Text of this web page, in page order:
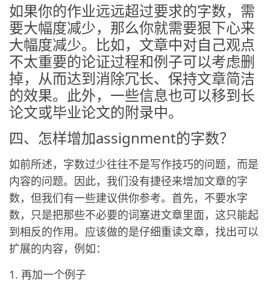
如果你的作业远远超过要求的字数，需
要大幅度减少，那么你就需要狠下心来
大幅度减少。比如，文章中对自己观点
不太重要的论证过程和例子可以考虑删
掉，从而达到消除冗长、保持文章简洁
的效果。此外，一些信息也可以移到长
论文或毕业论文的附录中。
四、怎样增加assignment的字数？
如前所述，字数过少往往不是写作技巧的问题，而是
内容的问题。因此，我们没有捷径来增加文章的字
数，但我们有一些建议供你参考。首先，不要水字
数，只是把那些不必要的词塞进文章里面，这只能起
到相反的作用。应该做的是仔细重读文章，找出可以
扩展的内容，例如：
1. 再加一个例子